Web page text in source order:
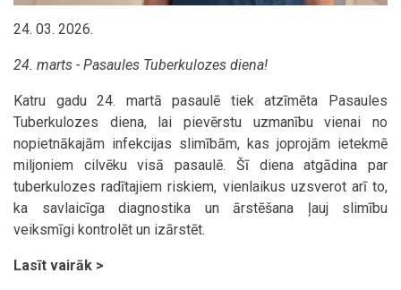
24. 03. 2026.
24. marts - Pasaules Tuberkulozes diena!
Katru gadu 24. martā pasaulē tiek atzīmēta Pasaules
Tuberkulozes diena, lai pievērstu uzmanību vienai no
nopietnākajām infekcijas slimībām, kas joprojām ietekmē
miljoniem cilvēku visā pasaulē. Šī diena atgādina par
tuberkulozes radītajiem riskiem, vienlaikus uzsverot arī to,
ka savlaicīga diagnostika un ārstēšana ļauj slimību
veiksmīgi kontrolēt un izārstēt.
Lasīt vairāk >